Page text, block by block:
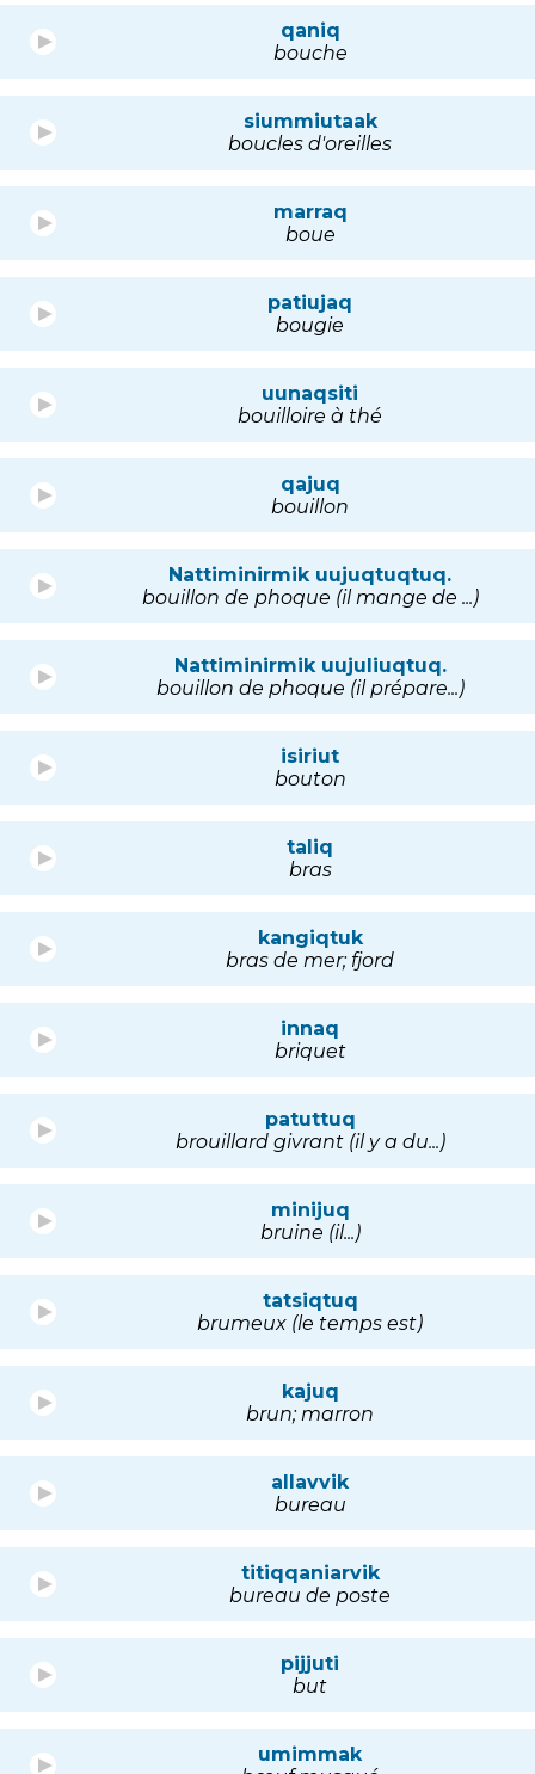
qaniq
bouche
siummiutaak
boucles d'oreilles
marraq
boue
patiujaq
bougie
uunaqsiti
bouilloire à thé
qajuq
bouillon
Nattiminirmik uujuqtuqtuq.
bouillon de phoque (il mange de ...)
Nattiminirmik uujuliuqtuq.
bouillon de phoque (il prépare...)
isiriut
bouton
taliq
bras
kangiqtuk
bras de mer; fjord
innaq
briquet
patuttuq
brouillard givrant (il y a du...)
minijuq
bruine (il...)
tatsiqtuq
brumeux (le temps est)
kajuq
brun; marron
allavvik
bureau
titiqqaniarvik
bureau de poste
pijjuti
but
umimmak